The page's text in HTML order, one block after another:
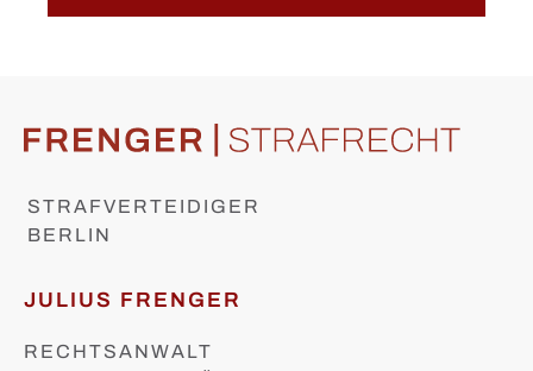
STRAFVERTEIDIGER
BERLIN
JULIUS FRENGER
RECHTSANWALT